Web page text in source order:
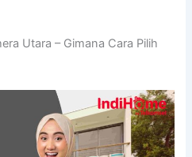
Utara – Gimana Cara Pilih